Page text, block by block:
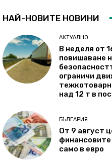
НАЙ-НОВИТЕ НОВИНИ
АКТУАЛНО
В неделя от
повишаване
ограничи
над 12 т в
БЪЛГАРИЯ
От 9 август
финансовите
само в евро